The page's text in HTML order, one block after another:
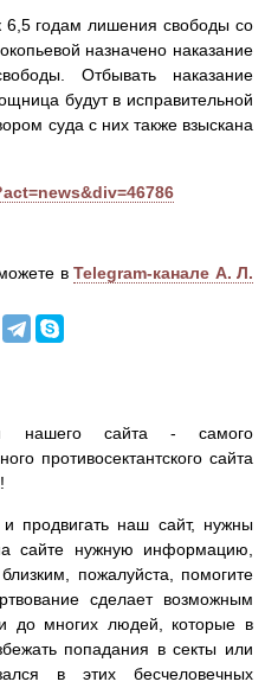
6,5 годам лишения свободы со
назначено наказание
Отбывать наказание
будут в исправительной
суда с них также взыскана
в Telegram-канале А. Л.
нашего сайта - самого
противосектантского сайта
продвигать наш сайт, нужны
сайте нужную информацию,
пожалуйста, помогите
сделает возможным
до многих людей, которые в
попадания в секты или
в этих бесчеловечных